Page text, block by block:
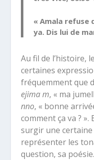
« Amala refuse
ya. Dis lui de
Au fil de l’histoire,
certaines
fréquemment que
ejima m, « ma
nno, « bonne
comment ça va ?
surgir une
représenter les
question, sa poésie.